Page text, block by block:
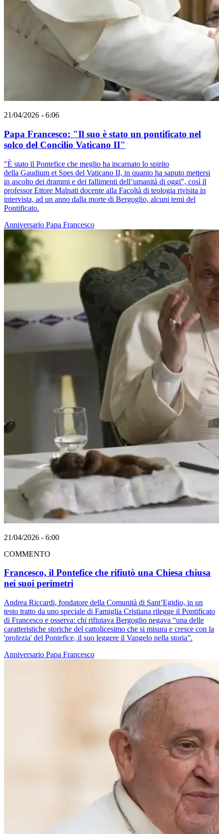
21/04/2026 - 6:06
Papa Francesco: "Il suo è stato un pontificato nel
solco del Concilio Vaticano II"
"È stato il Pontefice che meglio ha incarnato lo spirito
della Gaudium et Spes del Vaticano II, in quanto ha saputo mettersi
in ascolto dei drammi e dei fallimenti dell’umanità di oggi", così il
professor Ettore Malnati docente alla Facoltà di teologia rivisita in
intervista, ad un anno dalla morte di Bergoglio, alcuni temi del
Pontificato.
Anniversario Papa Francesco
21/04/2026 - 6:00
COMMENTO
Francesco, il Pontefice che rifiutò una Chiesa chiusa
nei suoi perimetri
Andrea Riccardi, fondatore della Comunità di Sant’Egidio, in un
testo tratto da uno speciale di Famiglia Cristiana rilegge il Pontificato
di Francesco e osserva: chi rifiutava Bergoglio negava “una delle
caratteristiche storiche del cattolicesimo che si misura e cresce con la
'profezia' del Pontefice, il suo leggere il Vangelo nella storia”.
Anniversario Papa Francesco